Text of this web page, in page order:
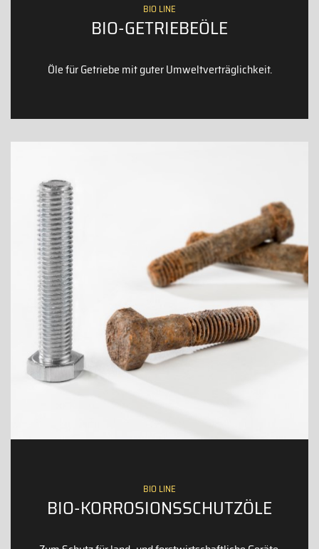
BIO LINE
BIO-GETRIEBEÖLE
Öle für Getriebe mit guter Umweltverträglichkeit.
BIO LINE
BIO-KORROSIONSSCHUTZÖLE